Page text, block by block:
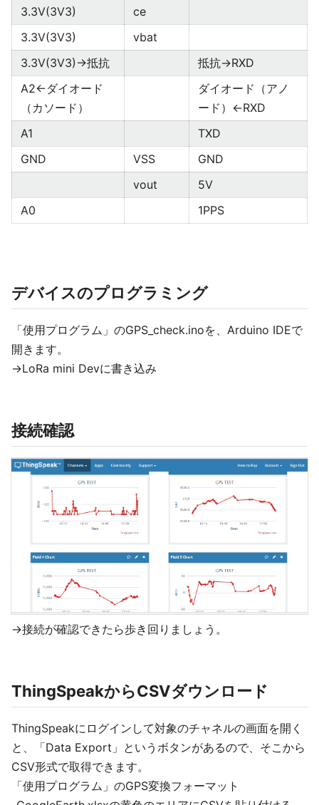
3.3V(3V3)
ce
3.3V(3V3)
vbat
3.3V(3V3)→抵抗
抵抗→RXD
A2←ダイオード
（カソード）
ダイオード（アノ
ード）←RXD
A1
TXD
GND
VSS
GND
vout
5V
A0
1PPS
デバイスのプログラミング
「使用プログラム」のGPS_check.inoを、Arduino IDEで
開きます。
→LoRa mini Devに書き込み
接続確認
→接続が確認できたら歩き回りましょう。
ThingSpeakからCSVダウンロード
ThingSpeakにログインして対象のチャネルの画面を開く
と、「Data Export」というボタンがあるので、そこから
CSV形式で取得できます。
「使用プログラム」のGPS変換フォーマット